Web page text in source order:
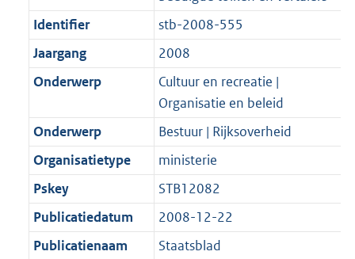
t
b K
b
Identifier
stb-2008-555
Jaargang
2008
Onderwerp
Cultuur en recreatie |
Organisatie en beleid
Onderwerp
Bestuur | Rijksoverheid
Organisatietype
ministerie
Pskey
STB12082
Publicatiedatum
2008-12-22
Publicatienaam
Staatsblad